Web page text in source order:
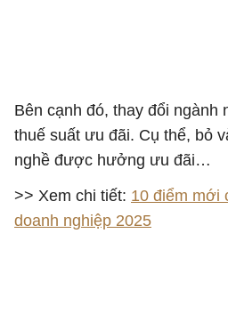
Bên cạnh đó, thay đổi
thuế suất ưu đãi. Cụ thể, bỏ
nghề được hưởng ưu đãi…
>> Xem chi tiết: 10 điểm mới
doanh nghiệp 2025